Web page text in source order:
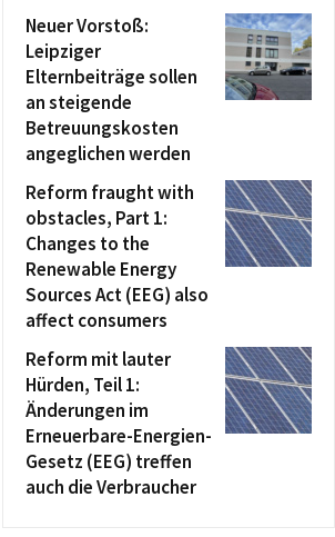
Neuer Vorstoß:
Leipziger
Elternbeiträge sollen
an steigende
Betreuungskosten
angeglichen werden
Reform fraught with
obstacles, Part 1:
Changes to the
Renewable Energy
Sources Act (EEG) also
affect consumers
Reform mit lauter
Hürden, Teil 1:
Änderungen im
Erneuerbare-Energien-
Gesetz (EEG) treffen
auch die Verbraucher